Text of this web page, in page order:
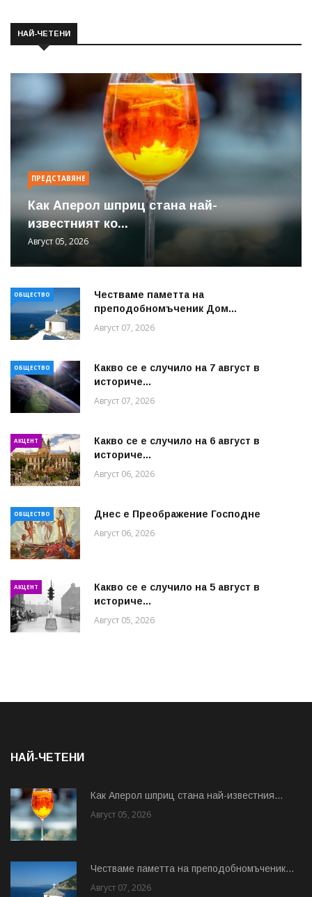
НАЙ-ЧЕТЕНИ
ПРЕДСТАВЯНЕ
Как Аперол шприц стана най-
известният ко...
Август 05, 2026
ОБЩЕСТВО
Честваме паметта на
преподобномъченик Дом...
Август 07, 2026
ОБЩЕСТВО
Какво се е случило на 7 август в
историче...
Август 07, 2026
АКЦЕНТ
Какво се е случило на 6 август в
историче...
Август 06, 2026
ОБЩЕСТВО Днес е Преображение Господне
Август 06, 2026
АКЦЕНТ
Какво се е случило на 5 август в
историче...
Август 05, 2026
НАЙ-ЧЕТЕНИ
Как Аперол шприц стана най-известния...
Август 05, 2026
Честваме паметта на преподобномъченик...
Август 07, 2026